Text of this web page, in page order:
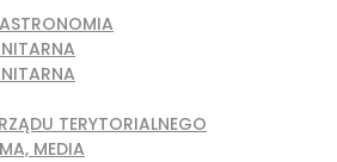
TERYTORIALNEGO
MEDIA